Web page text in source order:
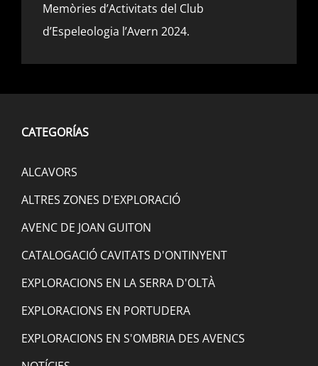
Memòries d’Activitats del Club
d’Espeleologia l’Avern 2024.
CATEGORÍAS
ALCAVORS
ALTRES ZONES D'EXPLORACIÓ
AVENC DE JOAN GUITON
CATALOGACIÓ CAVITATS D'ONTINYENT
EXPLORACIONS EN LA SERRA D'OLTÀ
EXPLORACIONS EN PORTUDERA
EXPLORACIONS EN S'OMBRIA DES AVENCS